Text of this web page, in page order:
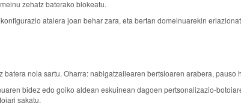
zehatz baterako blokeatu.
atalera joan behar zara, eta bertan domeinuarekin
nola sartu. Oharra: nabigatzailearen bertsioaren arabera, pauso
bidez edo goiko aldean eskuinean dagoen pertsonalizazio-
sakatu.